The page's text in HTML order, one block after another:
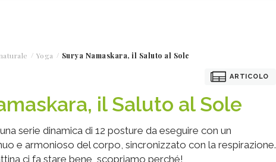
Yoga Surya Namaskara, il Saluto al Sole
ARTICOLO
il Saluto al Sole
serie dinamica di 12 posture da eseguire con un
e armonioso del corpo, sincronizzato con la respirazione.
ci fa stare bene, scopriamo perché!